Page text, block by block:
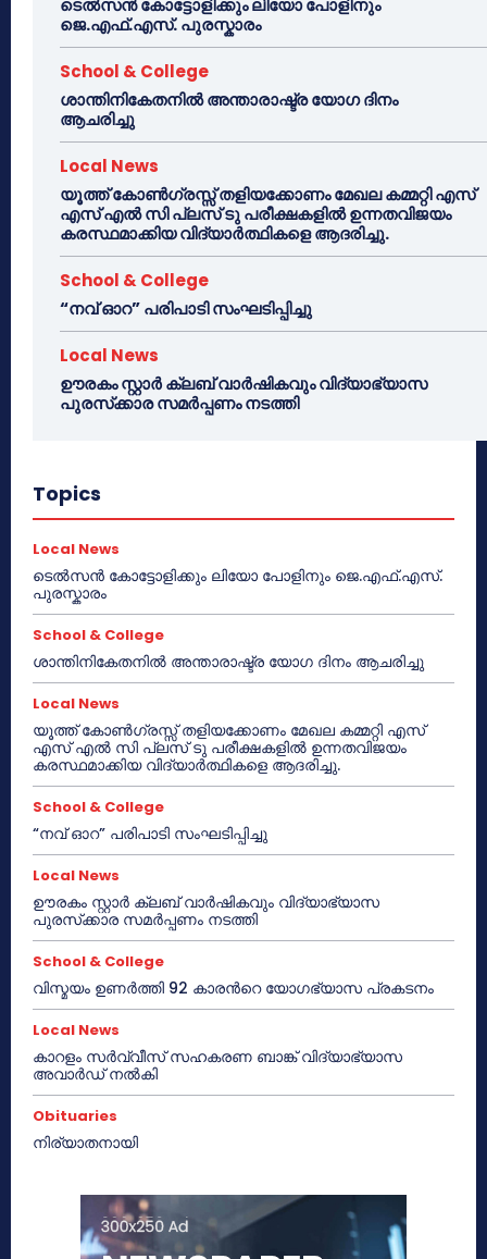
ടെൽസൻ കോട്ടോളിക്കും ലിയോ പോളിനും
ജെ.എഫ്.എസ്. പുരസ്കാരം
School & College
ശാന്തിനികേതനിൽ അന്താരാഷ്ട്ര യോഗ ദിനം
ആചരിച്ചു
Local News
യൂത്ത് കോൺഗ്രസ്സ് തളിയക്കോണം മേഖല കമ്മറ്റി എസ്
എസ് എൽ സി പ്ലസ് ടു പരീക്ഷകളിൽ ഉന്നതവിജയം
കരസ്ഥമാക്കിയ വിദ്യാർത്ഥികളെ ആദരിച്ചു.
School & College
“നവ് ഓറ” പരിപാടി സംഘടിപ്പിച്ചു
Local News
ഊരകം സ്റ്റാർ ക്ലബ് വാർഷികവും വിദ്യാഭ്യാസ
പുരസ്‌ക്കാര സമർപ്പണം നടത്തി
Topics
Local News
ടെൽസൻ കോട്ടോളിക്കും ലിയോ പോളിനും ജെ.എഫ്.എസ്.
പുരസ്കാരം
School & College
ശാന്തിനികേതനിൽ അന്താരാഷ്ട്ര യോഗ ദിനം ആചരിച്ചു
Local News
യൂത്ത് കോൺഗ്രസ്സ് തളിയക്കോണം മേഖല കമ്മറ്റി എസ്
എസ് എൽ സി പ്ലസ് ടു പരീക്ഷകളിൽ ഉന്നതവിജയം
കരസ്ഥമാക്കിയ വിദ്യാർത്ഥികളെ ആദരിച്ചു.
School & College
“നവ് ഓറ” പരിപാടി സംഘടിപ്പിച്ചു
Local News
ഊരകം സ്റ്റാർ ക്ലബ് വാർഷികവും വിദ്യാഭ്യാസ
പുരസ്‌ക്കാര സമർപ്പണം നടത്തി
School & College
വിസ്മയം ഉണർത്തി 92 കാരൻറെ യോഗഭ്യാസ പ്രകടനം
Local News
കാറളം സർവ്വീസ് സഹകരണ ബാങ്ക് വിദ്യാഭ്യാസ
അവാർഡ് നൽകി
Obituaries
നിര്യാതനായി